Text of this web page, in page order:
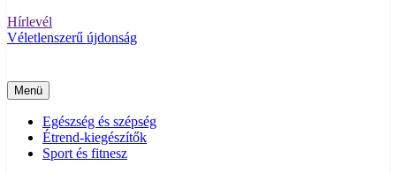
Hírlevél
Véletlenszerű újdonság
Menü
Egészség és szépség
Étrend-kiegészítők
Sport és fitnesz